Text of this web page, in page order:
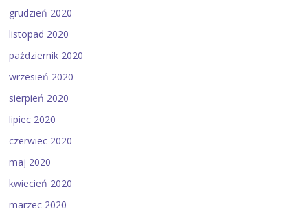
grudzień 2020
listopad 2020
październik 2020
wrzesień 2020
sierpień 2020
lipiec 2020
czerwiec 2020
maj 2020
kwiecień 2020
marzec 2020